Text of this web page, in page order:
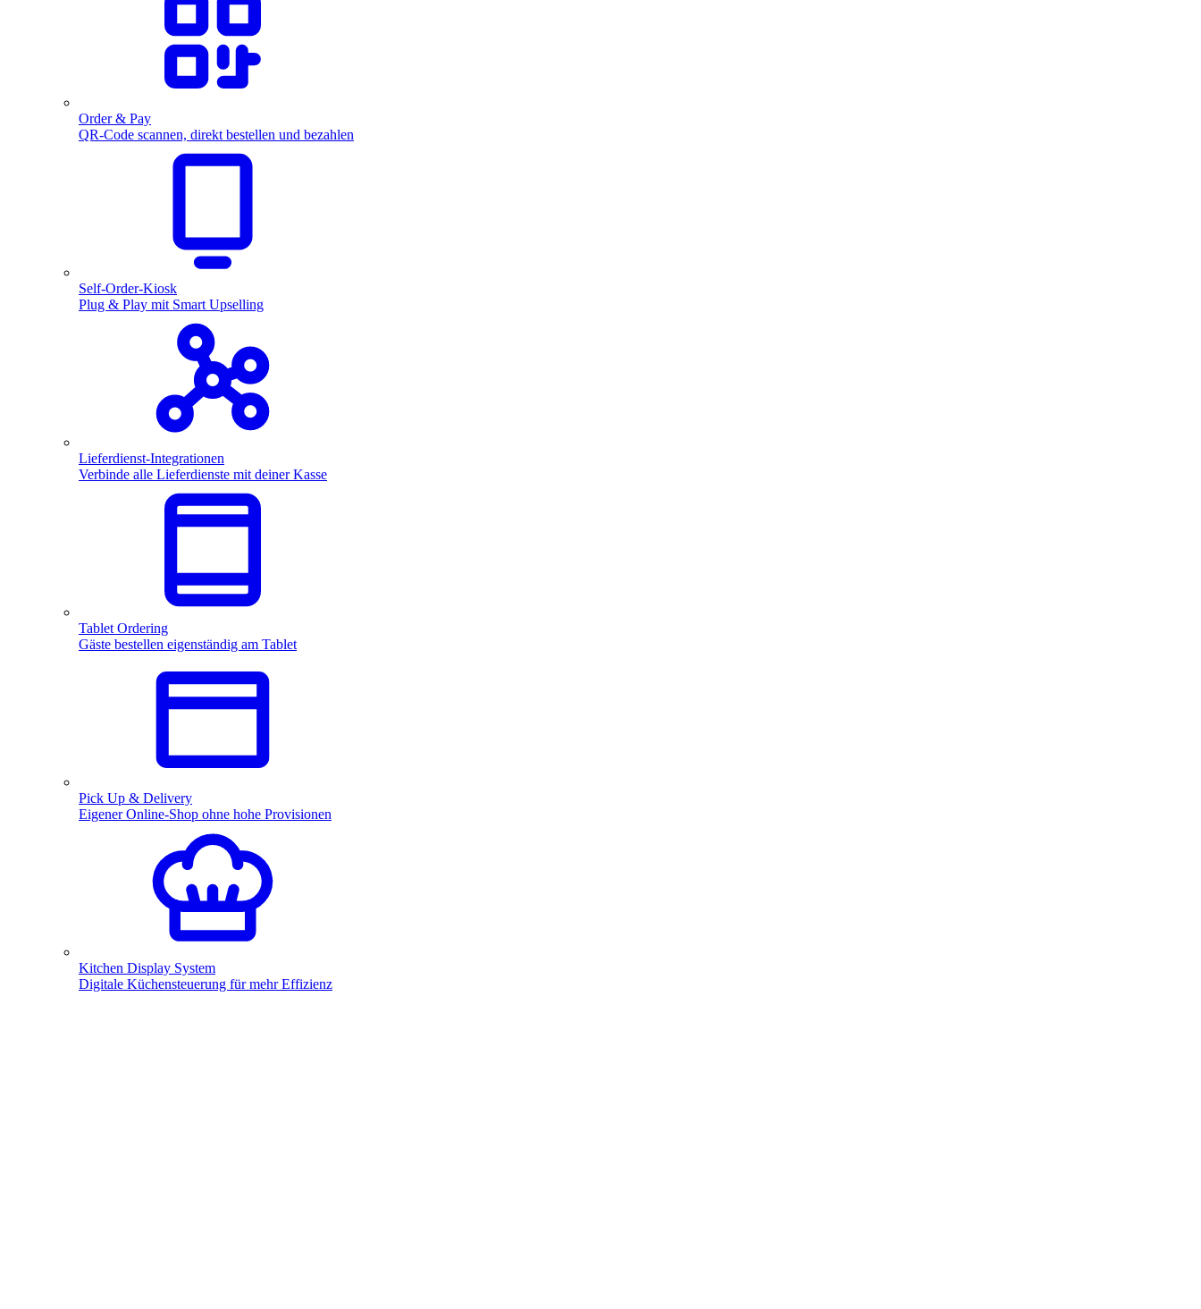
Order & Pay
QR-Code scannen, direkt bestellen und bezahlen
Self-Order-Kiosk
Plug & Play mit Smart Upselling
Lieferdienst-Integrationen
Verbinde alle Lieferdienste mit deiner Kasse
Tablet Ordering
Gäste bestellen eigenständig am Tablet
Pick Up & Delivery
Eigener Online-Shop ohne hohe Provisionen
Kitchen Display System
Digitale Küchensteuerung für mehr Effizienz